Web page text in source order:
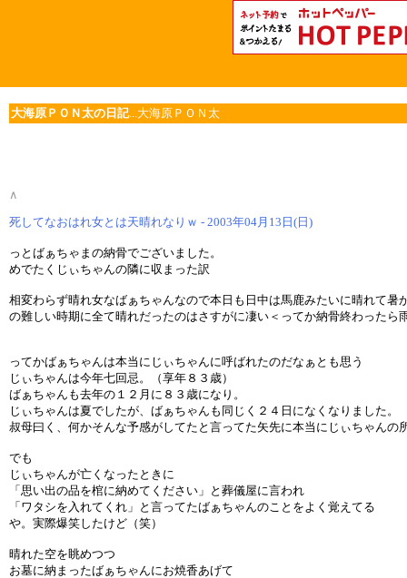
大海原ＰＯＮ太の日記...大海原ＰＯＮ太
∧
死してなおはれ女とは天晴れなりｗ - 2003年04月13日(日)
っとばぁちゃまの納骨でございました。
めでたくじぃちゃんの隣に収まった訳
相変わらず晴れ女なばぁちゃんなので本日も日中は馬鹿みたいに晴れて暑
の難しい時期に全て晴れだったのはさすがに凄い＜ってか納骨終わったら
ってかばぁちゃんは本当にじぃちゃんに呼ばれたのだなぁとも思う
じぃちゃんは今年七回忌。（享年８３歳）
ばぁちゃんも去年の１２月に８３歳になり。
じぃちゃんは夏でしたが、ばぁちゃんも同じく２４日になくなりました。
叔母曰く、何かそんな予感がしてたと言ってた矢先に本当にじぃちゃんの
でも
じぃちゃんが亡くなったときに
「思い出の品を棺に納めてください」と葬儀屋に言われ
「ワタシを入れてくれ」と言ってたばぁちゃんのことをよく覚えてる
や。実際爆笑したけど（笑）
晴れた空を眺めつつ
お墓に納まったばぁちゃんにお焼香あげて